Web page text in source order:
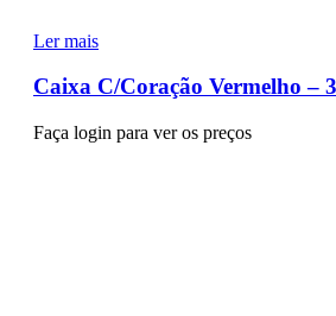
Ler mais
Caixa C/Coração Vermelho –
Faça login para ver os preços